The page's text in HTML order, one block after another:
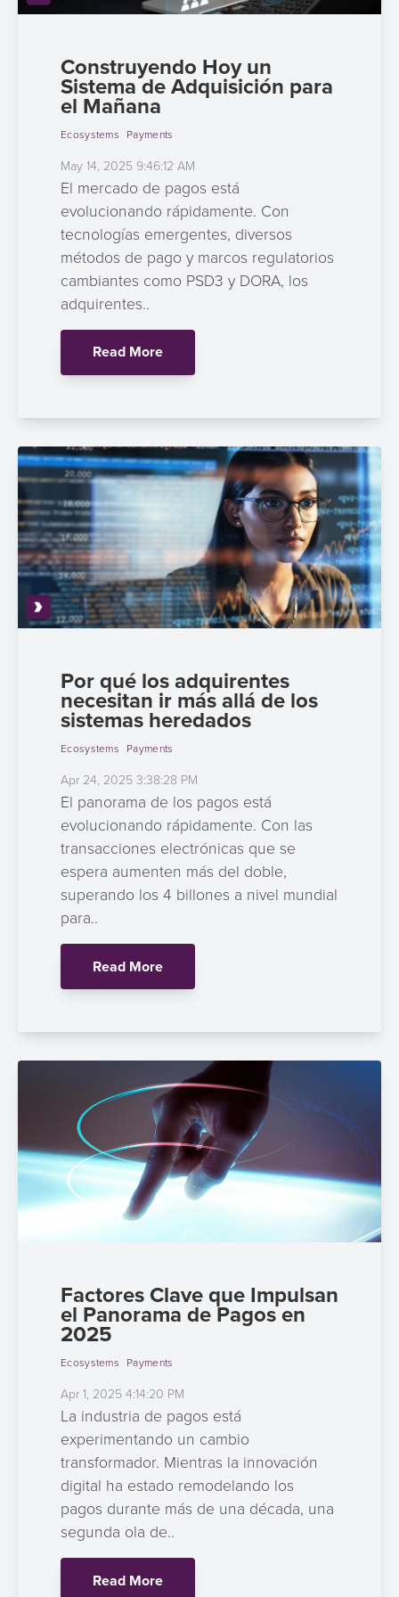
riesgos
fraudes
eGobierno
Fidelización
Microfinanza
Administración
Cajeros
Automáticos
Corresponsalía
Bancaria
Comercio
propinas
eGobierno
automatizado
Plataforma
de
Pagos
Adquisición
Puntos
Servicio
Switch
Marketplace
Construyendo Hoy un
Sistema de Adquisición para
el Mañana
Ecosystems Payments
May 14, 2025 9:46:12 AM
El mercado de pagos está
evolucionando rápidamente. Con
tecnologías emergentes, diversos
métodos de pago y marcos regulatorios
cambiantes como PSD3 y DORA, los
adquirentes..
Read More
Por qué los adquirentes
necesitan ir más allá de los
sistemas heredados
Ecosystems Payments
Apr 24, 2025 3:38:28 PM
El panorama de los pagos está
evolucionando rápidamente. Con las
transacciones electrónicas que se
espera aumenten más del doble,
superando los 4 billones a nivel mundial
para..
Read More
Factores Clave que Impulsan
el Panorama de Pagos en
2025
Ecosystems Payments
Apr 1, 2025 4:14:20 PM
La industria de pagos está
experimentando un cambio
transformador. Mientras la innovación
digital ha estado remodelando los
pagos durante más de una década, una
segunda ola de..
Read More